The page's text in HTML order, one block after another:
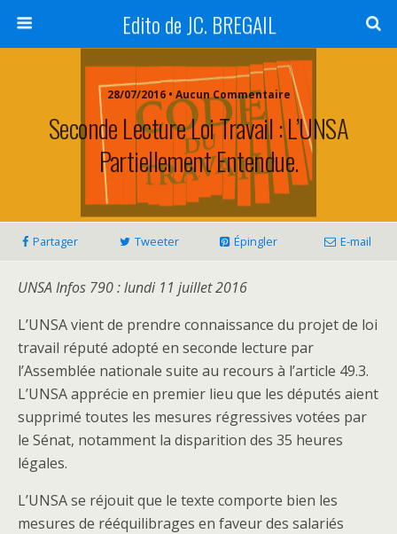
Edito de JC. BREGAIL
28/07/2016 • Aucun Commentaire
Seconde Lecture Loi Travail : L’UNSA
Partiellement Entendue.
Partager Tweeter Épingler E-mail
UNSA Infos 790 : lundi 11 juillet 2016
L’UNSA vient de prendre connaissance du projet de loi
travail réputé adopté en seconde lecture par
l’Assemblée nationale suite au recours à l’article 49.3.
L’UNSA apprécie en premier lieu que les députés aient
supprimé toutes les mesures régressives votées par
le Sénat, notamment la disparition des 35 heures
légales.
L’UNSA se réjouit que le texte comporte bien les
mesures de rééquilibrages en faveur des salariés